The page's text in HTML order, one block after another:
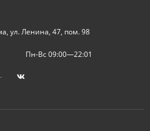
ул. Ленина, 47, пом. 98
Пн-Вс 09:00—22:01